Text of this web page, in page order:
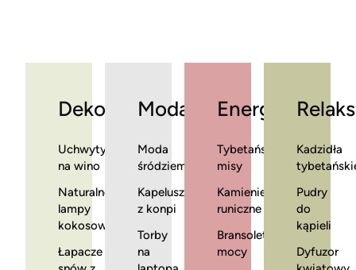
Dekoracje
Uchwyty
na wino
Naturalne
lampy
kokosowe
Łapacze
Moda
Moda
śródziemnomorska
Kapelusze
z konpi
Torby
na
Energia
Tybetańskie
misy
Kamienie
runiczne
Bransoletki
mocy
Relaks
Kadzidła
Pudry
do
kąpieli
Dyfuzor